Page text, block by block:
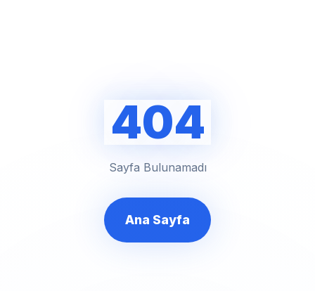
404
Sayfa Bulunamadı
Ana Sayfa